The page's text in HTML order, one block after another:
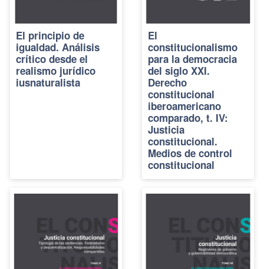
El principio de
igualdad. Análisis
crítico desde el
realismo jurídico
iusnaturalista
El
constitucionalismo
para la democracia
del siglo XXI.
Derecho
constitucional
iberoamericano
comparado, t. IV:
Justicia
constitucional.
Medios de control
constitucional